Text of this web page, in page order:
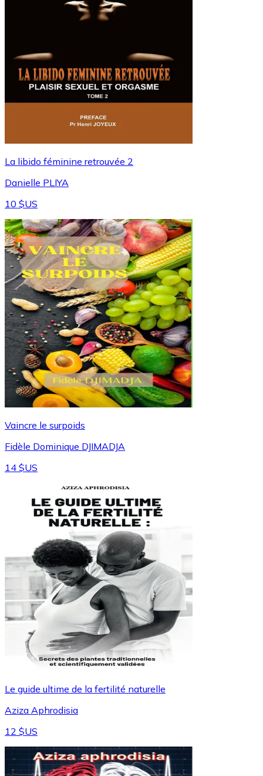
⁠La libido féminine retrouvée 2
Danielle PLIYA
10 $US
Vaincre le surpoids
Fidèle Dominique DJIMADJA
14 $US
Le guide ultime de la fertilité naturelle
Aziza Aphrodisia
12 $US